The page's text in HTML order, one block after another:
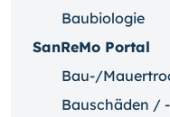
Baubiologie
SanReMo Portal
Bau-/
Bauschäden /